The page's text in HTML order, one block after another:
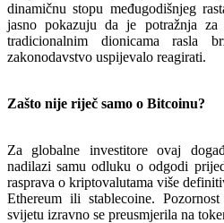
dinamičnu stopu međugodišnjeg
jasno pokazuju da je potražnja za
tradicionalnim dionicama rasla
zakonodavstvo uspijevalo reagirati.
Zašto nije riječ samo o Bitcoinu?
Za globalne investitore ovaj
nadilazi samu odluku o odgodi
rasprava o kriptovalutama više
Ethereum ili stablecoine.
svijetu izravno se preusmjerila na